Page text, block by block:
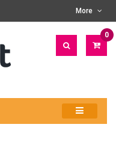
More
0